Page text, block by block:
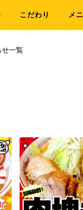
こだわり メ
せ一覧